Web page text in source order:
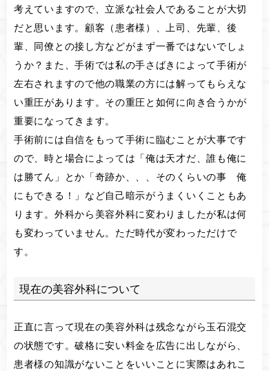
考えていますので、立派な社会人であることが大切
だと思います。顧客（患者様）、上司、先輩、後
輩、同僚との接し方などがまず一番ではないでしょ
うか？また、手術では私の手さばきによって手術が
左右されますので他の職業の方には解ってもらえな
い重圧があります。その重圧と如何に向き合うかが
重要になってきます。
手術前には自信をもって手術に臨むことが大事です
ので、時と場合によっては「俺は天才だ、誰も俺に
は勝てん」とか「奇跡か、、、そのくらいの事 俺
にもできる！」など自己暗示がうまくいくこともあ
ります。外科から美容外科に変わりましたが私は何
も変わっていません。ただ時代が変わっただけで
す。
現在の美容外科について
正直に言って現在の美容外科は残念ながら玉石混交
の状態です。破格に安い料金を広告に出しながら、
患者様の知識がないことをいいことに実際はあれこ